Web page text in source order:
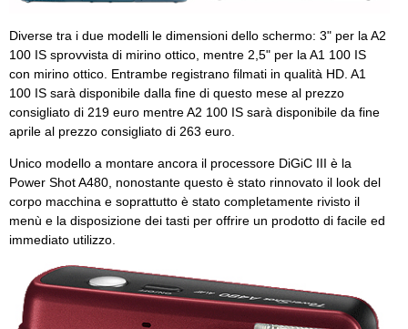
Diverse tra i due modelli le dimensioni dello schermo: 3" per la A2
100 IS sprovvista di mirino ottico, mentre 2,5" per la A1 100 IS
con mirino ottico. Entrambe registrano filmati in qualità HD. A1
100 IS sarà disponibile dalla fine di questo mese al prezzo
consigliato di 219 euro mentre A2 100 IS sarà disponibile da fine
aprile al prezzo consigliato di 263 euro.
Unico modello a montare ancora il processore DiGiC III è la
Power Shot A480, nonostante questo è stato rinnovato il look del
corpo macchina e soprattutto è stato completamente rivisto il
menù e la disposizione dei tasti per offrire un prodotto di facile ed
immediato utilizzo.